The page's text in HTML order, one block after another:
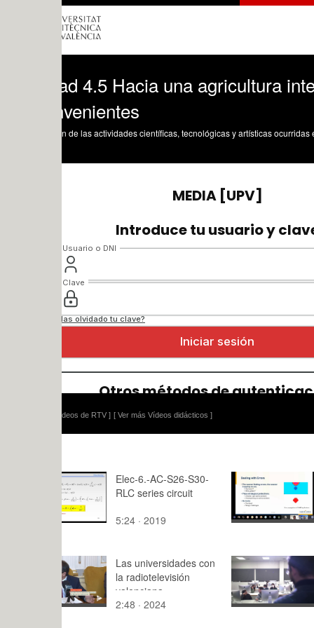
4.5 Hacia una agricultura integrada
de las actividades científicas, tecnológicas y artísticas ocurridas en los tres
[ Ver más Vídeos didácticos ]
Elec-6.-AC-S26-S30-
RLC series circuit
5:24 · 2019
DSN2020
Track -
Fault
40:52 ·
Las universidades con
la radiotelevisión
valenciana
2:48 · 2024
Ejercicio
DaVinci.
Inés
3:12 · 2023